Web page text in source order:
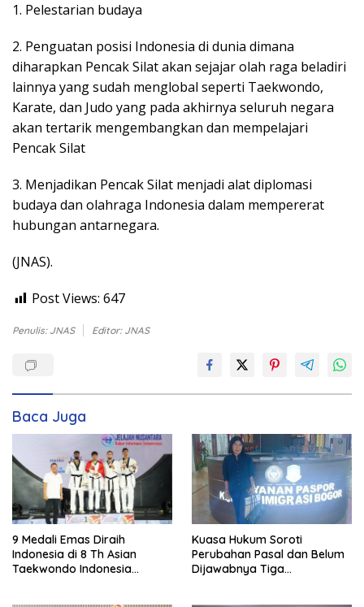
1. Pelestarian budaya
2. Penguatan posisi Indonesia di dunia dimana
diharapkan Pencak Silat akan sejajar olah raga beladiri
lainnya yang sudah menglobal seperti Taekwondo,
Karate, dan Judo yang pada akhirnya seluruh negara
akan tertarik mengembangkan dan mempelajari
Pencak Silat
3. Menjadikan Pencak Silat menjadi alat diplomasi
budaya dan olahraga Indonesia dalam mempererat
hubungan antarnegara.
(JNAS).
Post Views: 647
Penulis: JNAS Editor: JNAS
Baca Juga
9 Medali Emas Diraih
Indonesia di 8 Th Asian
Taekwondo Indonesia
Kuasa Hukum Soroti
Perubahan Pasal dan Belum
Dijawabnya Tiga